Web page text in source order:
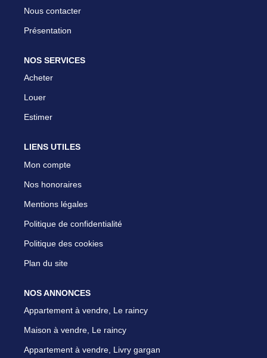
Nous contacter
Présentation
NOS SERVICES
Acheter
Louer
Estimer
LIENS UTILES
Mon compte
Nos honoraires
Mentions légales
Politique de confidentialité
Politique des cookies
Plan du site
NOS ANNONCES
Appartement à vendre, Le raincy
Maison à vendre, Le raincy
Appartement à vendre, Livry gargan